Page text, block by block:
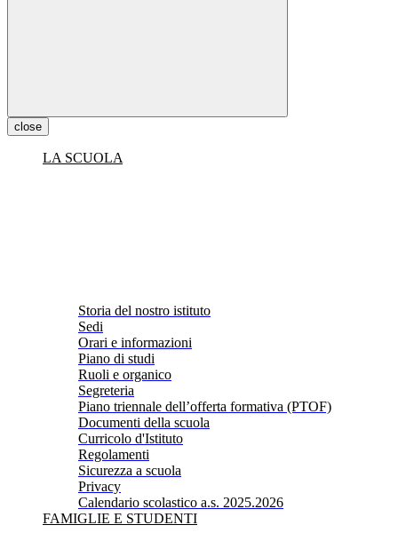
close
LA SCUOLA
Storia del nostro istituto
Sedi
Orari e informazioni
Piano di studi
Ruoli e organico
Segreteria
Piano triennale dell’offerta formativa (PTOF)
Documenti della scuola
Curricolo d'Istituto
Regolamenti
Sicurezza a scuola
Privacy
Calendario scolastico a.s. 2025.2026
FAMIGLIE E STUDENTI